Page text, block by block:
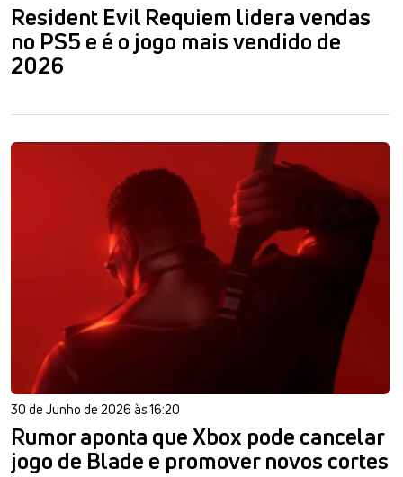
Resident Evil Requiem lidera vendas
no PS5 e é o jogo mais vendido de
2026
30 de Junho de 2026 às 16:20
Rumor aponta que Xbox pode cancelar
jogo de Blade e promover novos cortes